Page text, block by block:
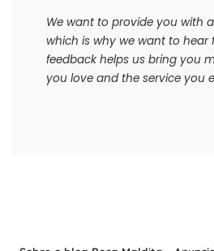
We want to provide you with
which is why we want to hear
feedback helps us bring you
you love and the service you